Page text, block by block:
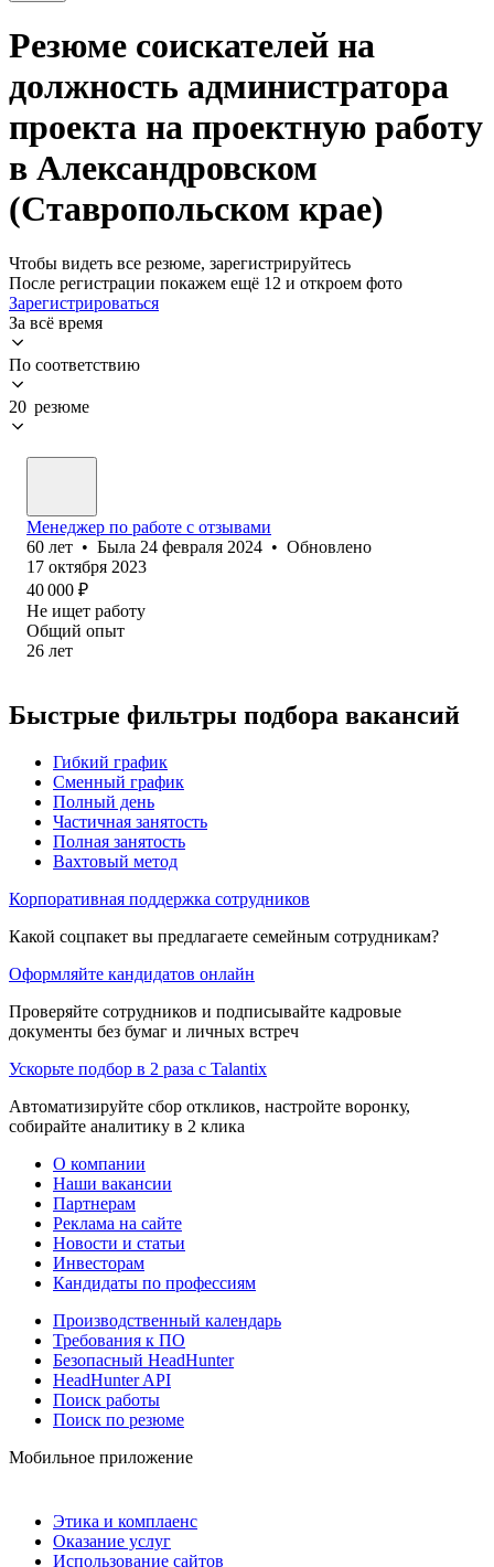
Резюме соискателей на
должность администратора
проекта на проектную работу
в Александровском
(Ставропольском крае)
Чтобы видеть все резюме, зарегистрируйтесь
После регистрации покажем ещё 12 и откроем фото
Зарегистрироваться
За всё время
По соответствию
20 резюме
Менеджер по работе с отзывами
60 лет • Была 24 февраля 2024 • Обновлено
17 октября 2023
40 000 ₽
Не ищет работу
Общий опыт
26 лет
Быстрые фильтры подбора вакансий
Гибкий график
Сменный график
Полный день
Частичная занятость
Полная занятость
Вахтовый метод
Корпоративная поддержка сотрудников
Какой соцпакет вы предлагаете семейным сотрудникам?
Оформляйте кандидатов онлайн
Проверяйте сотрудников и подписывайте кадровые
документы без бумаг и личных встреч
Ускорьте подбор в 2 раза с Talantix
Автоматизируйте сбор откликов, настройте воронку,
собирайте аналитику в 2 клика
О компании
Наши вакансии
Партнерам
Реклама на сайте
Новости и статьи
Инвесторам
Кандидаты по профессиям
Производственный календарь
Требования к ПО
Безопасный HeadHunter
HeadHunter API
Поиск работы
Поиск по резюме
Мобильное приложение
Этика и комплаенс
Оказание услуг
Использование сайтов